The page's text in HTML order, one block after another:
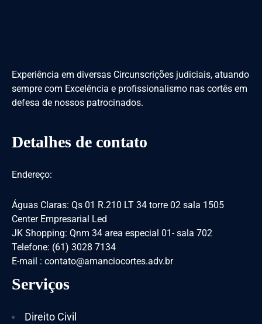
Experiência em diversas Circunscrições judiciais, atuando
sempre com Excelência e profissionalismo nas cortês em
defesa de nossos patrocinados.
Detalhes de contato
Endereço:
Águas Claras: Qs 01 R.210 LT 34 torre 02 sala 1505
Center Empresarial Led
JK Shopping: Qnm 34 area especial 01- sala 702
Telefone: (61) 3028 7134
E-mail : contato@amanciocortes.adv.br
Serviços
Direito Civil